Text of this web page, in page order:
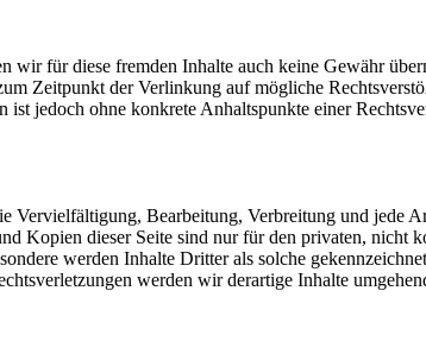
für diese fremden Inhalte auch keine Gewähr
Zeitpunkt der Verlinkung auf mögliche
jedoch ohne konkrete Anhaltspunkte einer
Vervielfältigung, Bearbeitung, Verbreitung und jede
Kopien dieser Seite sind nur für den privaten, nicht
werden Inhalte Dritter als solche
werden wir derartige Inhalte